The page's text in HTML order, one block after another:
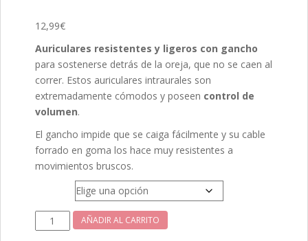
12,99€
Auriculares resistentes y ligeros con gancho
para sostenerse detrás de la oreja, que no se caen al
correr. Estos auriculares intraurales son
extremadamente cómodos y poseen control de
volumen.
El gancho impide que se caiga fácilmente y su cable
forrado en goma los hace muy resistentes a
movimientos bruscos.
Auriculares
con
AÑADIR AL CARRITO